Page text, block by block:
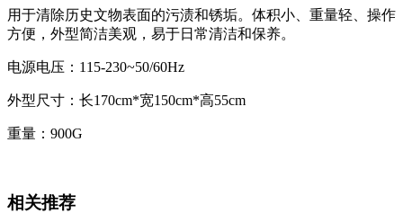
用于清除历史文物表面的污渍和锈垢。体积小、重量轻、操作
方便，外型简洁美观，易于日常清洁和保养。
电源电压：115-230~50/60Hz
外型尺寸：长170cm*宽150cm*高55cm
重量：900G
相关推荐